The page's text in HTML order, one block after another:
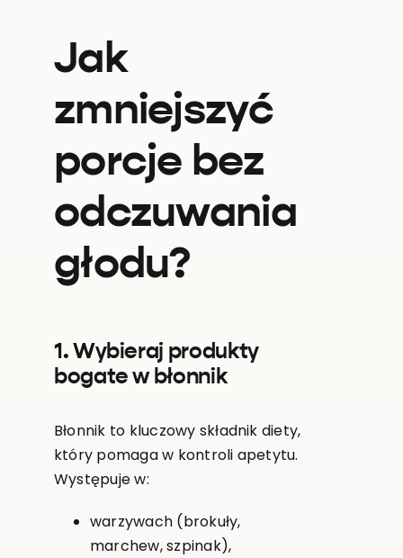
Jak
zmniejszyć
porcje bez
odczuwania
głodu?
1. Wybieraj produkty
bogate w błonnik
Błonnik to kluczowy składnik diety,
który pomaga w kontroli apetytu.
Występuje w:
warzywach (brokuły,
marchew, szpinak),